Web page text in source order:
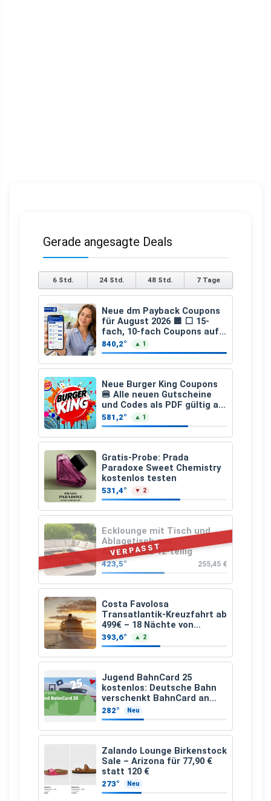
Gerade angesagte Deals
6 Std. 24 Std. 48 Std. 7 Tage
Neue dm Payback Coupons
für August 2026 🟦 ⬜ 15-
fach, 10-fach Coupons auf
den gesamten Einkauf ab 2
€
840,2° ▲ 1
Neue Burger King Coupons
🍔 Alle neuen Gutscheine
und Codes als PDF gültig ab
25.07.2026 bis 04.09.2026
581,2° ▲ 1
Gratis-Probe: Prada
Paradoxe Sweet Chemistry
kostenlos testen
531,4° ▼ 2
VERPASST
Ecklounge mit Tisch und
Ablagetisch aus
Akazienholz 12-teilig
423,5° 255,45 €
Costa Favolosa
Transatlantik-Kreuzfahrt ab
499€ – 18 Nächte von
Hamburg nach Guadeloupe
393,6° ▲ 2
Jugend BahnCard 25
kostenlos: Deutsche Bahn
verschenkt BahnCard an
Kinder und Jugendliche
282° Neu
Zalando Lounge Birkenstock
Sale – Arizona für 77,90 €
statt 120 €
273° Neu